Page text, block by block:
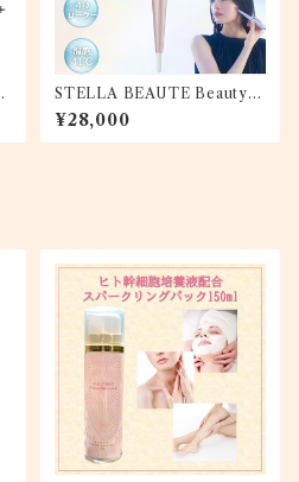
STELLA BEAUTE Beauty F
ace Stick 『Rin』｛サクラ
（撫子）｝
¥28,000